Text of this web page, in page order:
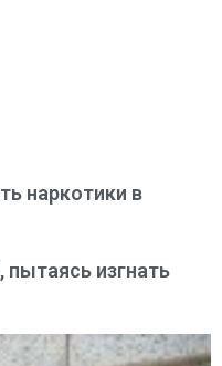
наркотики в
изгнать